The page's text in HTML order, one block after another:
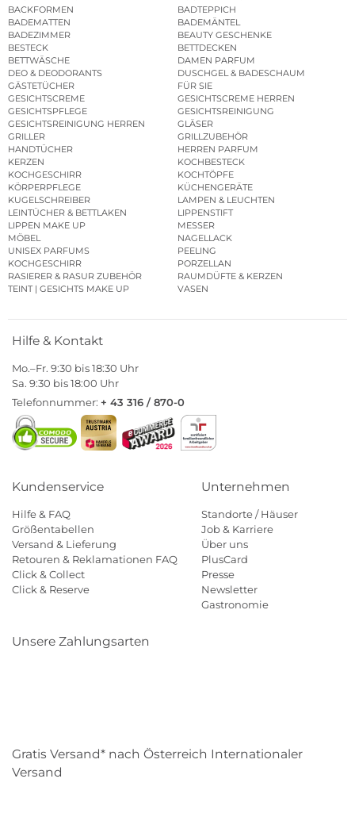
BACKFORMEN
BADTEPPICH
BADEMATTEN
BADEMÄNTEL
BADEZIMMER
BEAUTY GESCHENKE
BESTECK
BETTDECKEN
BETTWÄSCHE
DAMEN PARFUM
DEO & DEODORANTS
DUSCHGEL & BADESCHAUM
GÄSTETÜCHER
FÜR SIE
GESICHTSCREME
GESICHTSCREME HERREN
GESICHTSPFLEGE
GESICHTSREINIGUNG
GESICHTSREINIGUNG HERREN
GLÄSER
GRILLER
GRILLZUBEHÖR
HANDTÜCHER
HERREN PARFUM
KERZEN
KOCHBESTECK
KOCHGESCHIRR
KOCHTÖPFE
KÖRPERPFLEGE
KÜCHENGERÄTE
KUGELSCHREIBER
LAMPEN & LEUCHTEN
LEINTÜCHER & BETTLAKEN
LIPPENSTIFT
LIPPEN MAKE UP
MESSER
MÖBEL
NAGELLACK
UNISEX PARFUMS
PEELING
KOCHGESCHIRR
PORZELLAN
RASIERER & RASUR ZUBEHÖR
RAUMDÜFTE & KERZEN
TEINT | GESICHTS MAKE UP
VASEN
Hilfe & Kontakt
Mo.–Fr. 9:30 bis 18:30 Uhr
Sa. 9:30 bis 18:00 Uhr
Telefonnummer: + 43 316 / 870-0
Kundenservice
Hilfe & FAQ
Größentabellen
Versand & Lieferung
Retouren & Reklamationen FAQ
Click & Collect
Click & Reserve
Unternehmen
Standorte / Häuser
Job & Karriere
Über uns
PlusCard
Presse
Newsletter
Gastronomie
Unsere Zahlungsarten
Gratis Versand* nach Österreich Internationaler
Versand